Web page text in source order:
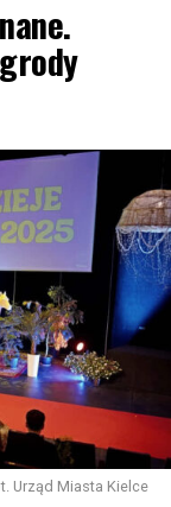
Urząd Miasta Kielce